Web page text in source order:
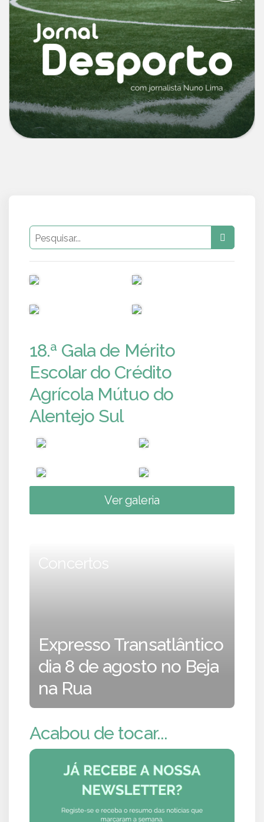
18.ª Gala de Mérito
Escolar do Crédito
Agrícola Mútuo do
Alentejo Sul
Ver galeria
Concertos
Expresso Transatlântico
dia 8 de agosto no Beja
na Rua
Acabou de tocar...